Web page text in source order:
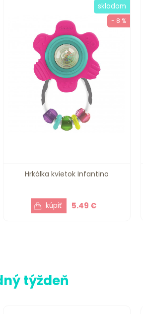
Hrkálka kvietok Infantino
5.49 €
skladom
- 8 %
týždeň